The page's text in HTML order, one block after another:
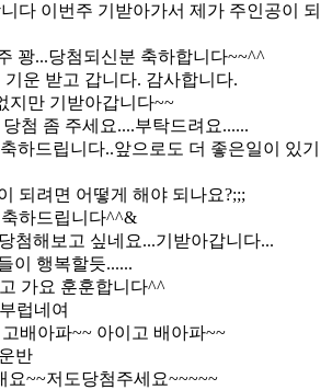
다 이번주 기받아가서 제가 주인공이 되
꽝...당첨되신분 축하합니다~~^^
기운 받고 갑니다. 감사합니다.
지만 기받아갑니다~~
당첨 좀 주세요....부탁드려요......
하드립니다..앞으로도 더 좋은일이 있기
되려면 어떻게 해야 되나요?;;;
하드립니다^^&
첨해보고 싶네요...기받아갑니다...
이 행복할듯......
가요 훈훈합니다^^
럽네여
배아파~~ 아이고 배아파~~
반
요~~저도당첨주세요~~~~~